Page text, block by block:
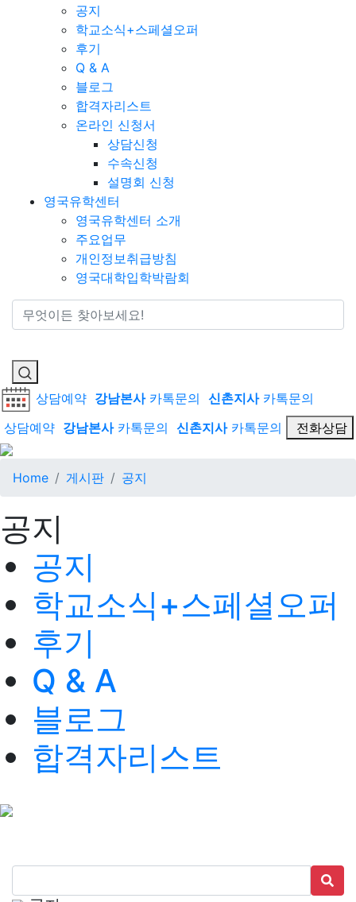
공지
학교소식+스페셜오퍼
후기
Q & A
블로그
합격자리스트
온라인 신청서
상담신청
수속신청
설명회 신청
영국유학센터
영국유학센터 소개
주요업무
개인정보취급방침
영국대학입학박람회
통합검색
상담예약 강남본사카톡문의 신촌지사카톡문의
상담예약 강남본사카톡문의 신촌지사카톡문의 전화상담
Home 게시판 공지
공지
공지
학교소식+스페셜오퍼
후기
Q & A
블로그
합격자리스트